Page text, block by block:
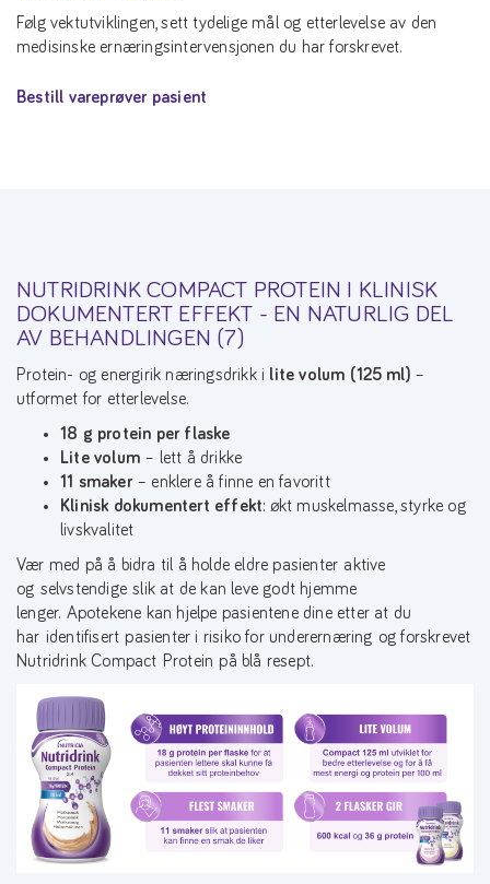
Følg vektutviklingen, sett tydelige mål og etterlevelse av den
medisinske ernæringsintervensjonen du har forskrevet.
Bestill vareprøver pasient
NUTRIDRINK COMPACT PROTEIN I KLINISK
DOKUMENTERT EFFEKT - EN NATURLIG DEL
AV BEHANDLINGEN (7)
Protein- og energirik næringsdrikk i lite volum (125 ml) –
utformet for etterlevelse.
18 g protein per flaske
Lite volum – lett å drikke
11 smaker– enklere å finne en favoritt
Klinisk dokumentert effekt: økt muskelmasse, styrke og
livskvalitet
Vær med på å bidra til å holde eldre pasienter aktive
og selvstendige slik at de kan leve godt hjemme
lenger. Apotekene kan hjelpe pasientene dine etter at du
har identifisert pasienter i risiko for underernæring og forskrevet
Nutridrink Compact Protein på blå resept.